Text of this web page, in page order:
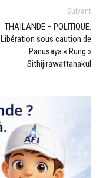
Suivant
THAÏLANDE – POLITIQUE:
Libération sous caution de
Panusaya « Rung »
Sithijirawattanakul